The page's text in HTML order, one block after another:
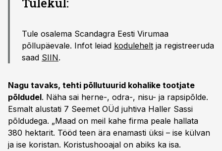
Tule osalema Scandagra Eesti Virumaa
põllupäevale. Infot leiad kodulehelt ja registreeruda
saad SIIN.
Nagu tavaks, tehti põllutuurid kohalike tootjate
põldudel. Näha sai herne-, odra-, nisu- ja rapsipõlde.
Esmalt alustati 7 Seemet OÜd juhtiva Haller Sassi
põldudega. „Maad on meil kahe firma peale hallata
380 hektarit. Tööd teen ära enamasti üksi – ise külvan
ja ise koristan. Koristushooajal on abiks ka isa.